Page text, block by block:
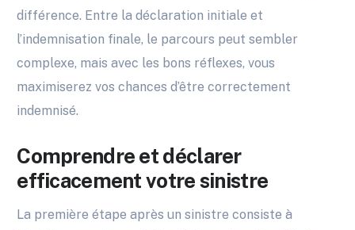
différence. Entre la déclaration initiale et
l’indemnisation finale, le parcours peut sembler
complexe, mais avec les bons réflexes, vous
maximiserez vos chances d’être correctement
indemnisé.
Comprendre et déclarer
efficacement votre sinistre
La première étape après un sinistre consiste à